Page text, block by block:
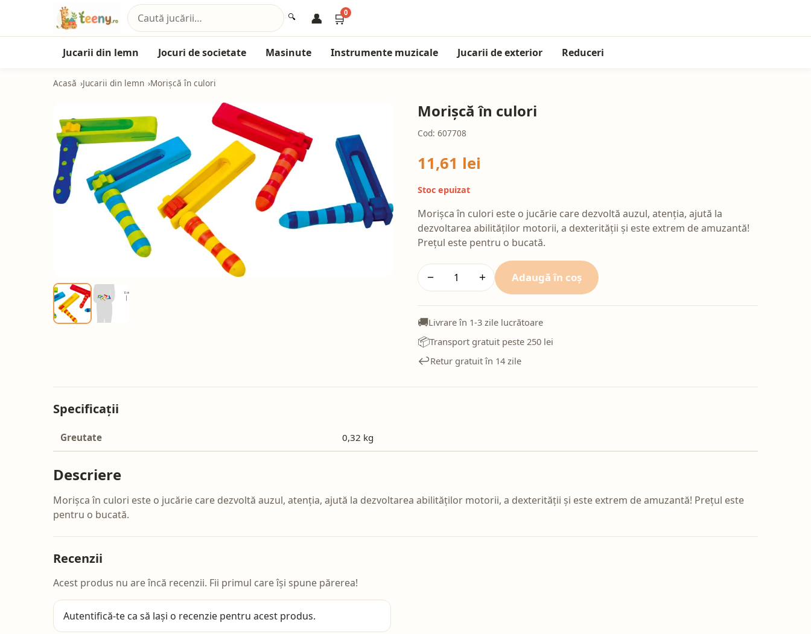
🔍 👤 🛒0
Jucarii din lemn Jocuri de societate Masinute Instrumente muzicale Jucarii de exterior Reduceri
Acasă Jucarii din lemn Morișcă în culori
Morișcă în culori
Cod: 607708
11,61 lei
Stoc epuizat
Morișca în culori este o jucărie care dezvoltă auzul, atenția, ajută la
dezvoltarea abilităților motorii, a dexterității și este extrem de amuzantă!
Prețul este pentru o bucată.
− + Adaugă în coș
🚚Livrare în 1-3 zile lucrătoare
📦Transport gratuit peste 250 lei
↩️Retur gratuit în 14 zile
Specificații
Greutate 0,32 kg
Descriere
Morișca în culori este o jucărie care dezvoltă auzul, atenția, ajută la dezvoltarea abilităților motorii, a dexterității și este extrem de amuzantă! Prețul este
pentru o bucată.
Recenzii
Acest produs nu are încă recenzii. Fii primul care își spune părerea!
Autentifică-te ca să lași o recenzie pentru acest produs.